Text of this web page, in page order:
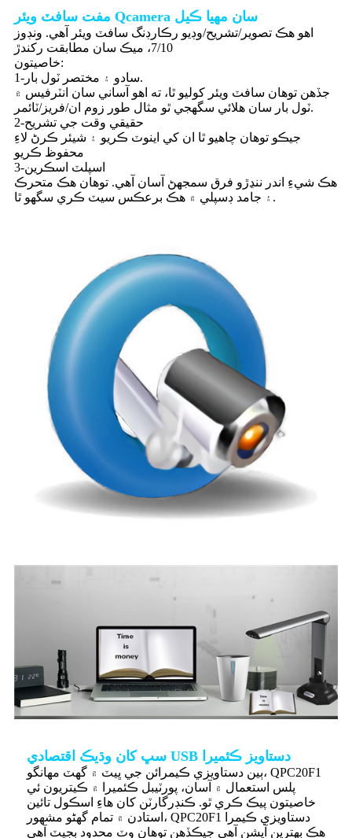
مفت سافٽ ويئر Qcamera سان مهيا ڪيل
اهو هڪ تصوير/تشريح/وڊيو رڪارڊنگ سافٽ ويئر آهي. ونڊوز
7/10، ميڪ سان مطابقت رکندڙ
خاصيتون:
1-سادو ۽ مختصر ٽول بار.
جڏهن توهان سافٽ ويئر کوليو ٿا، ته اهو آساني سان انٽرفيس ۾
ٽول بار سان هلائي سگهجي ٿو مثال طور زوم ان/فريز/ٽائمر.
2-حقيقي وقت جي تشريح
جيڪو توهان چاهيو ٿا ان کي اينوٽ ڪريو ۽ شيئر ڪرڻ لاءِ
محفوظ ڪريو
3-اسپلٽ اسڪرين
هڪ شيءِ اندر ننڍڙو فرق سمجهڻ آسان آهي. توهان هڪ متحرڪ
۽ جامد ڊسپلي ۾ هڪ برعڪس سيٽ ڪري سگهو ٿا.
سڀ کان وڌيڪ اقتصادي USB دستاويز ڪئميرا
ٻين دستاويزي ڪيمرائن جي ڀيٽ ۾ گهٽ مهانگو، QPC20F1
پلس استعمال ۾ آسان، پورٽيبل ڪئميرا ۾ ڪيتريون ئي
خاصيتون پيڪ ڪري ٿو. ڪنڊرگارٽن کان هاءِ اسڪول تائين
استادن ۾ تمام گهڻو مشهور، QPC20F1 دستاويزي ڪيمرا
هڪ بهترين آپشن آهي جيڪڏهن توهان وٽ محدود بجيٽ آهي